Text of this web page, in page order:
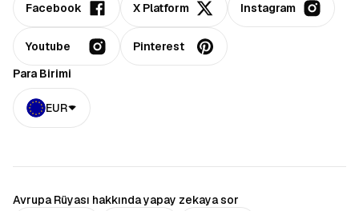
Facebook X Platform Instagram
Youtube
Pinterest
Para Birimi
EUR
Avrupa Rüyası hakkında yapay zekaya sor